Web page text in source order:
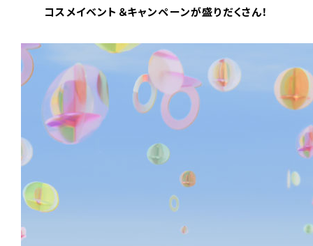
コスメイベント＆キャンペーンが盛りだくさん！